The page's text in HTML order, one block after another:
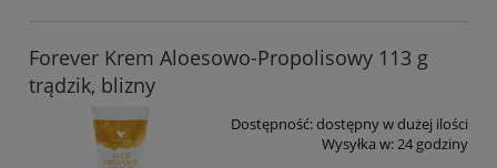
Forever Krem Aloesowo-Propolisowy 113 g
trądzik, blizny
Dostępność:dostępny w dużej ilości
Wysyłka w:24 godziny